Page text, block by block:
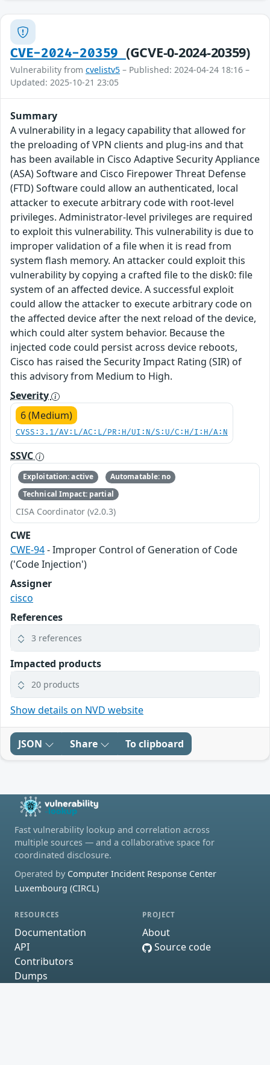
CVE-2024-20359 (GCVE-0-2024-20359)
Vulnerability from cvelistv5 – Published: 2024-04-24 18:16 –
Updated: 2025-10-21 23:05
Summary
A vulnerability in a legacy capability that allowed for
the preloading of VPN clients and plug-ins and that
has been available in Cisco Adaptive Security Appliance
(ASA) Software and Cisco Firepower Threat Defense
(FTD) Software could allow an authenticated, local
attacker to execute arbitrary code with root-level
privileges. Administrator-level privileges are required
to exploit this vulnerability. This vulnerability is due to
improper validation of a file when it is read from
system flash memory. An attacker could exploit this
vulnerability by copying a crafted file to the disk0: file
system of an affected device. A successful exploit
could allow the attacker to execute arbitrary code on
the affected device after the next reload of the device,
which could alter system behavior. Because the
injected code could persist across device reboots,
Cisco has raised the Security Impact Rating (SIR) of
this advisory from Medium to High.
Severity
6 (Medium)
CVSS:3.1/AV:L/AC:L/PR:H/UI:N/S:U/C:H/I:H/A:N
SSVC
Exploitation: active
Automatable: no
Technical Impact: partial
CISA Coordinator (v2.0.3)
CWE
CWE-94- Improper Control of Generation of Code
('Code Injection')
Assigner
cisco
References
3 references
Impacted products
20 products
Show details on NVD website
JSON Share To clipboard
Fast vulnerability lookup and correlation across
multiple sources — and a collaborative space for
coordinated disclosure.
Operated by Computer Incident Response Center
Luxembourg (CIRCL)
RESOURCES
Documentation
API
Contributors
Dumps
PROJECT
About
Source code